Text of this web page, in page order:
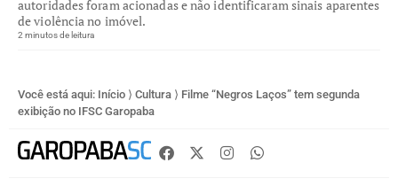
autoridades foram acionadas e não identificaram sinais aparentes
de violência no imóvel.
2 minutos de leitura
Você está aqui: Início ⟩ Cultura ⟩ Filme “Negros Laços” tem segunda
exibição no IFSC Garopaba